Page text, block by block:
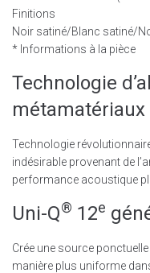
Finitions
Noir satiné/Blanc satiné/
* Informations à la pièce
Technologie
métamatériaux
Technologie
indésirable provenant de
performance acoustique
Uni-Q® 12e
Crée une source
manière plus uniforme